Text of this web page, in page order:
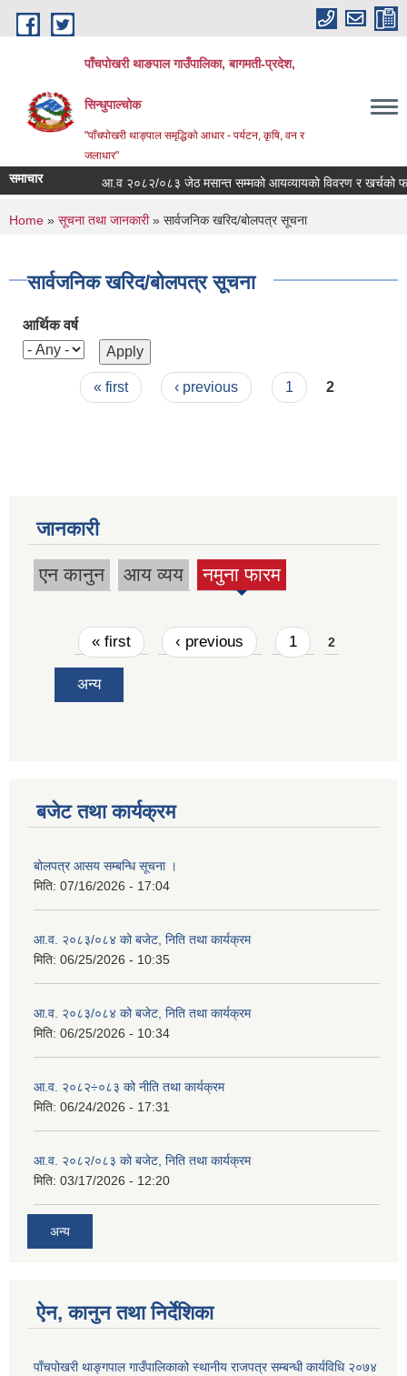
Skip to main content
पाँचपोखरी थाङपाल गाउँपालिका, बागमती-प्रदेश,
सिन्धुपाल्चोक
"पाँचपोखरी थाङ्पाल समृद्धिको आधार - पर्यटन, कृषि, वन र
जलाधार"
समाचार आ.व २०८२/०८३ जेठ मसान्त सम्मको आयव्यायको विवरण र खर्चको
You are here
Home » सूचना तथा जानकारी» सार्वजनिक खरिद/बोलपत्र सूचना
सार्वजनिक खरिद/बोलपत्र सूचना
आर्थिक वर्ष
Pages« first ‹ previous 1 2
जानकारी
एन कानुन आय व्यय नमुना फारम
(active
Pages
« first ‹ previous 1 2
अन्य
बजेट तथा कार्यक्रम
बोलपत्र आसय सम्बन्धि सूचना ।
मिति: 07/16/2026 - 17:04
आ.व. २०८३/०८४ को बजेट, निति तथा कार्यक्रम
मिति: 06/25/2026 - 10:35
आ.व. २०८३/०८४ को बजेट, निति तथा कार्यक्रम
मिति: 06/25/2026 - 10:34
आ.व. २०८२÷०८३ को नीति तथा कार्यक्रम
मिति: 06/24/2026 - 17:31
आ.व. २०८२/०८३ को बजेट, निति तथा कार्यक्रम
मिति: 03/17/2026 - 12:20
अन्य
ऐन, कानुन तथा निर्देशिका
पाँचपोखरी थाङ्गपाल गाउँपालिकाको स्थानीय राजपत्र सम्बन्धी कार्यविधि २०७४